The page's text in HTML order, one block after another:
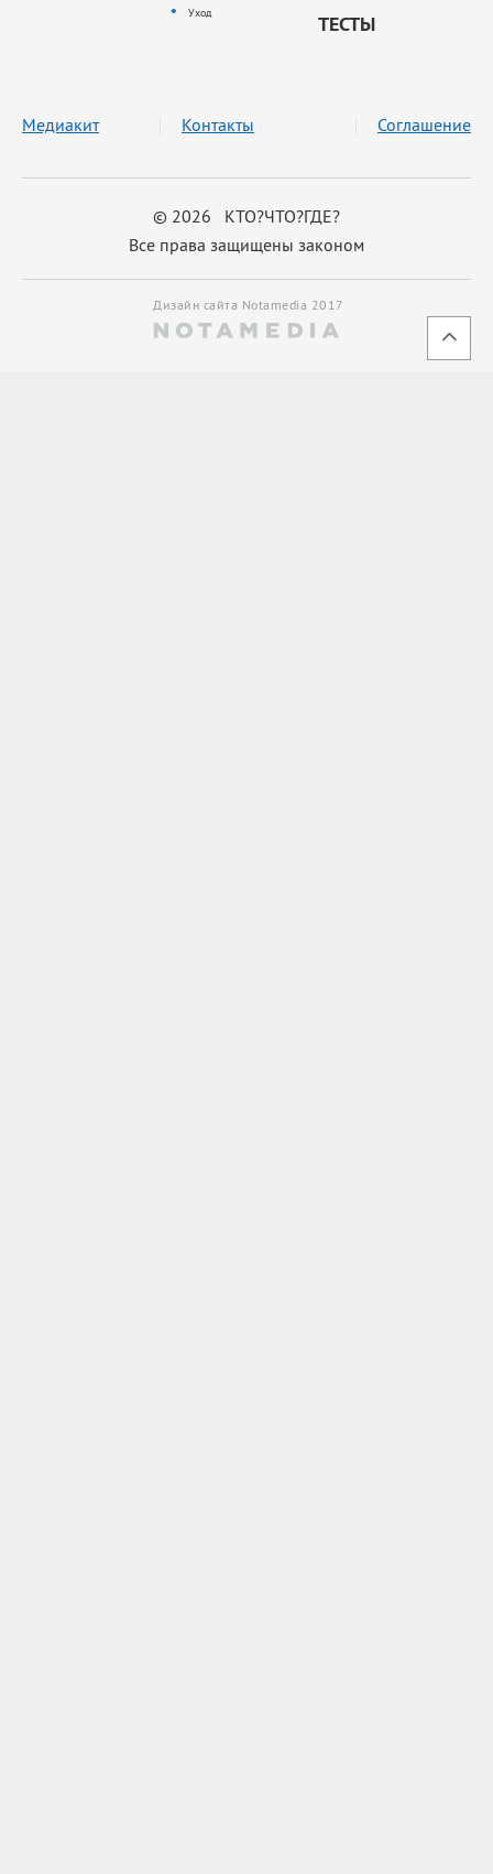
Уход ТЕСТЫ
© 2026 КТО?ЧТО?ГДЕ?
Все права защищены законом
Медиакит Контакты Соглашение
Дизайн сайта Notamedia 2017